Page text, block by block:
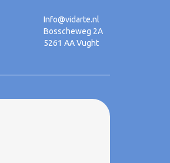
Info@vidarte.nl
Bosscheweg 2A
5261 AA Vught